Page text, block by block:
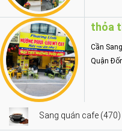
thỏa
Cần
Quận
Sang quán cafe (470)